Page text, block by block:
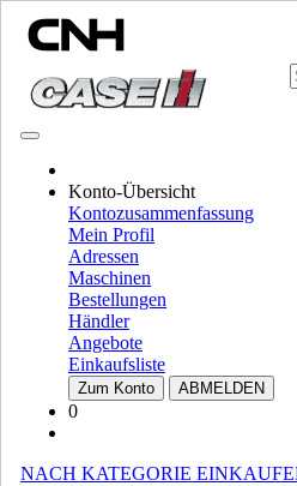
Konto-Übersicht
Kontozusammenfassung
Mein Profil
Adressen
Maschinen
Bestellungen
Händler
Angebote
Einkaufsliste
Zum Konto ABMELDEN
0
NACH KATEGORIE
MARKE WÄHLEN
MARKE UND SPRACHE
Nordamerika
USA